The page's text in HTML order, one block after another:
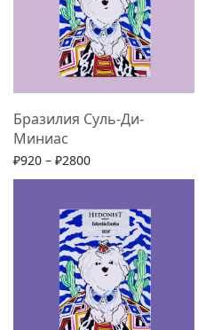
Бразилия Суль-Ди-
Миниас
₽920 – ₽2800
Выберите параметры